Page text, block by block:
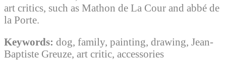
art critics, such as Mathon de La Cour and abbé de
la Porte.
Keywords: dog, family, painting, drawing, Jean-
Baptiste Greuze, art critic, accessories